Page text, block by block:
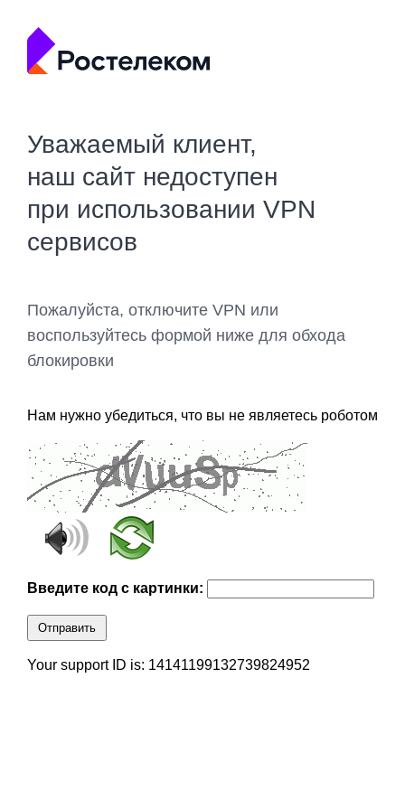
Уважаемый клиент,
наш сайт недоступен
при использовании VPN
сервисов
Пожалуйста, отключите VPN или
воспользуйтесь формой ниже для обхода
блокировки
Нам нужно убедиться, что вы не являетесь роботом
Введите код с картинки:
Отправить
Your support ID is: 14141199132739824952